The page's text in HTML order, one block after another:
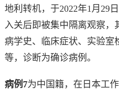
地利转机，于2022年1月29
入关后即被集中隔离观察，
病学史、临床症状、实验室
等，诊断为确诊病例。
病例7为中国籍，在日本工